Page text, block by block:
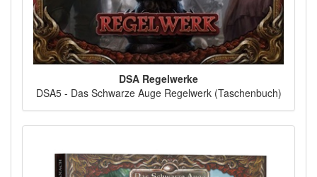
DSA Regelwerke
DSA5 - Das Schwarze Auge Regelwerk (Taschenbuch)